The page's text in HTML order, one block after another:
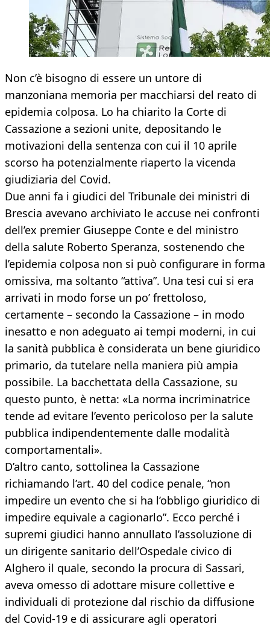
Non c’è bisogno di essere un untore di
manzoniana memoria per macchiarsi del reato di
epidemia colposa. Lo ha chiarito la Corte di
Cassazione a sezioni unite, depositando le
motivazioni della sentenza con cui il 10 aprile
scorso ha potenzialmente riaperto la vicenda
giudiziaria del Covid.
Due anni fa i giudici del Tribunale dei ministri di
Brescia avevano archiviato le accuse nei confronti
dell’ex premier Giuseppe Conte e del ministro
della salute Roberto Speranza, sostenendo che
l’epidemia colposa non si può configurare in forma
omissiva, ma soltanto “attiva”. Una tesi cui si era
arrivati in modo forse un po’ frettoloso,
certamente – secondo la Cassazione – in modo
inesatto e non adeguato ai tempi moderni, in cui
la sanità pubblica è considerata un bene giuridico
primario, da tutelare nella maniera più ampia
possibile. La bacchettata della Cassazione, su
questo punto, è netta: «La norma incriminatrice
tende ad evitare l’evento pericoloso per la salute
pubblica indipendentemente dalle modalità
comportamentali».
D’altro canto, sottolinea la Cassazione
richiamando l’art. 40 del codice penale, “non
impedire un evento che si ha l’obbligo giuridico di
impedire equivale a cagionarlo”. Ecco perché i
supremi giudici hanno annullato l’assoluzione di
un dirigente sanitario dell’Ospedale civico di
Alghero il quale, secondo la procura di Sassari,
aveva omesso di adottare misure collettive e
individuali di protezione dal rischio da diffusione
del Covid-19 e di assicurare agli operatori